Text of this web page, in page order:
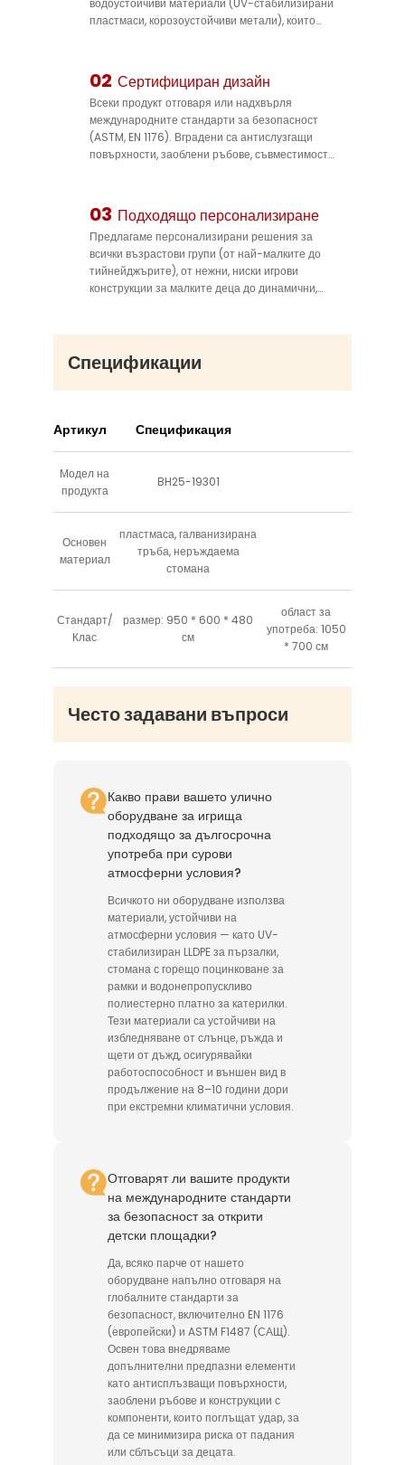
водоустойчиви материали (UV-стабилизирани
пластмаси, корозоустойчиви метали), които
структурната си цялост и ярките цветове в
продължение на години, намалявайки
разходите за подмяна и осигурявайки
дълготрайна употреба.
02 Сертифициран дизайн
Всеки продукт отговаря или надхвърля
международните стандарти за безопасност
(ASTM, EN 1176). Вградени са антислузгащи
повърхности, заоблени ръбове, съвместимост
минимизира риска от падания – осигурявайки
безопасност на децата по време на игра и
давайки спокойствие на операторите на
парка.
03 Подходящо персонализиране
Предлагаме персонализирани решения за
всички възрастови групи (от най-малките до
тийнейджърите), от нежни, ниски игрови
конструкции за малките деца до динамични,
пиратска, космическа, природа), като ви
позволяват да създадете уникално,
привличащо пространство, което отговаря на
Спецификации
Артикул Спецификация
Модел на
продукта
BH25-19301
Основен
материал
пластмаса, галванизирана
тръба, неръждаема
стомана
Стандарт/
Клас
размер: 950 * 600 * 480
см
област за
употреба: 1050
* 700 см
Често задавани въпроси
Какво прави вашето улично
оборудване за игрища
подходящо за дългосрочна
употреба при сурови
атмосферни условия?
Всичкото ни оборудване използва
материали, устойчиви на
атмосферни условия — като UV-
стабилизиран LLDPE за пързалки,
стомана с горещо поцинковане за
рамки и водонепропускливо
полиестерно платно за катерилки.
Тези материали са устойчиви на
избледняване от слънце, ръжда и
щети от дъжд, осигурявайки
работоспособност и външен вид в
продължение на 8–10 години дори
при екстремни климатични условия.
Отговарят ли вашите продукти
на международните стандарти
за безопасност за открити
детски площадки?
Да, всяко парче от нашето
оборудване напълно отговаря на
глобалните стандарти за
безопасност, включително EN 1176
(европейски) и ASTM F1487 (САЩ).
Освен това внедряваме
допълнителни предпазни елементи
като антисплъзващи повърхности,
заоблени ръбове и конструкции с
компоненти, които поглъщат удар, за
да се минимизира риска от падания
или сблъсъци за децата.